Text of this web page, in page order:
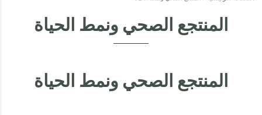
المنتجع الصحي ونمط الحياة
المنتجع الصحي ونمط الحياة